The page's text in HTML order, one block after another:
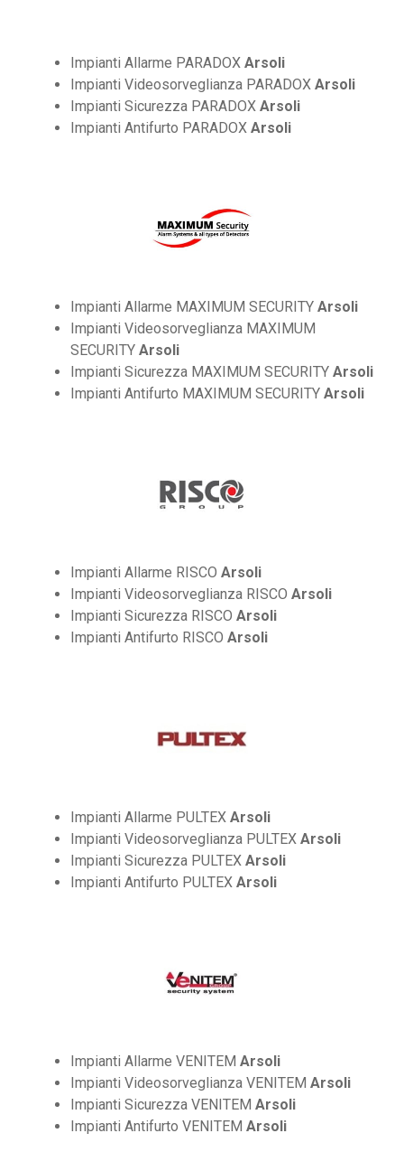
Impianti Allarme PARADOX Arsoli
Impianti Videosorveglianza PARADOX Arsoli
Impianti Sicurezza PARADOX Arsoli
Impianti Antifurto PARADOX Arsoli
Impianti Allarme MAXIMUM SECURITY Arsoli
Impianti Videosorveglianza MAXIMUM
SECURITY Arsoli
Impianti Sicurezza MAXIMUM SECURITY Arsoli
Impianti Antifurto MAXIMUM SECURITY Arsoli
Impianti Allarme RISCO Arsoli
Impianti Videosorveglianza RISCO Arsoli
Impianti Sicurezza RISCO Arsoli
Impianti Antifurto RISCO Arsoli
Impianti Allarme PULTEX Arsoli
Impianti Videosorveglianza PULTEX Arsoli
Impianti Sicurezza PULTEX Arsoli
Impianti Antifurto PULTEX Arsoli
Impianti Allarme VENITEM Arsoli
Impianti Videosorveglianza VENITEM Arsoli
Impianti Sicurezza VENITEM Arsoli
Impianti Antifurto VENITEM Arsoli